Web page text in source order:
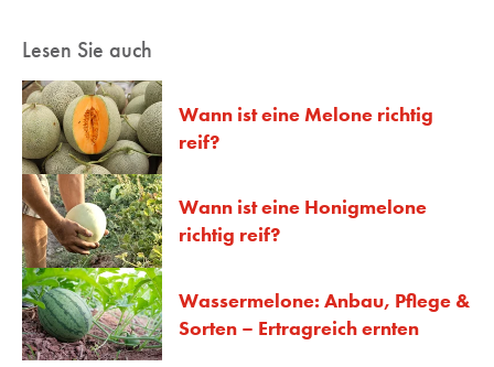
Lesen Sie auch
Wann ist eine Melone richtig
reif?
Wann ist eine Honigmelone
richtig reif?
Wassermelone: Anbau, Pflege &
Sorten – Ertragreich ernten